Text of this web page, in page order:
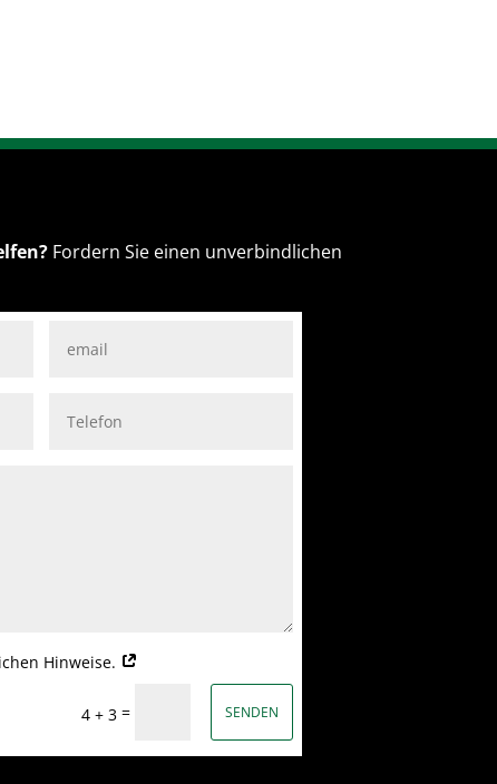
Fordern Sie einen unverbindlichen
Hinweise.
4 + 3= SENDEN